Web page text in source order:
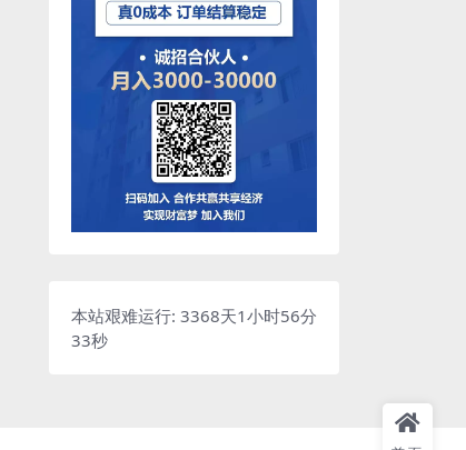
本站艰难运行: 3368天1小时56分
34秒